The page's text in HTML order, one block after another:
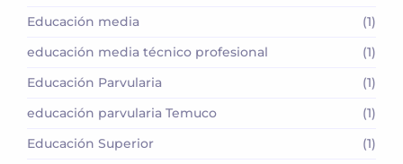
Educación media
(1)
educación media técnico profesional
(1)
Educación Parvularia
(1)
educación parvularia Temuco
(1)
Educación Superior
(1)